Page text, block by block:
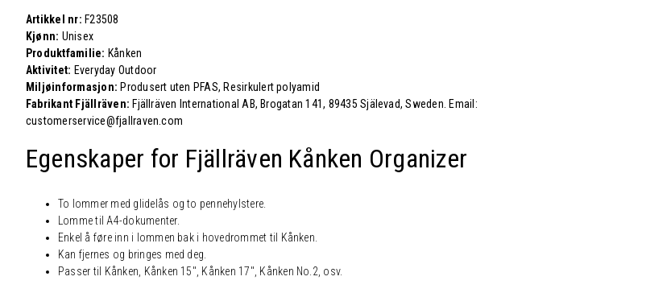
Artikkel nr: F23508
Kjønn: Unisex
Produktfamilie: Kånken
Aktivitet: Everyday Outdoor
Miljøinformasjon: Produsert uten PFAS, Resirkulert polyamid
Fabrikant Fjällräven: Fjällräven International AB, Brogatan 141, 89435 Själevad, Sweden. Email:
customerservice@fjallraven.com
Egenskaper for Fjällräven Kånken Organizer
To lommer med glidelås og to pennehylstere.
Lomme til A4-dokumenter.
Enkel å føre inn i lommen bak i hovedrommet til Kånken.
Kan fjernes og bringes med deg.
Passer til Kånken, Kånken 15″, Kånken 17″, Kånken No.2, osv.